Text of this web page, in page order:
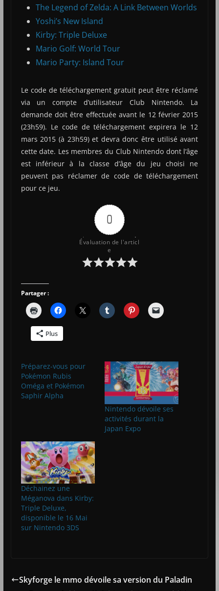
The Legend of Zelda: A Link Between Worlds
Yoshi’s New Island
Kirby: Triple Deluxe
Mario Golf: World Tour
Mario Party: Island Tour
Le code de téléchargement gratuit peut être réclamé
via un compte d’utilisateur Club Nintendo. La
demande doit être effectuée avant le 12 février 2015
(23h59). Le code de téléchargement expirera le 12
mars 2015 (à 23h59) et devra donc être utilisé avant
cette date. Les membres du Club Nintendo dont l’âge
est inférieur à la classe d’âge du jeu choisi ne
peuvent pas réclamer de code de téléchargement
pour ce jeu.
0
Évaluation de l'articl
e
Partager :
Plus
Préparez-vous pour
Pokémon Rubis
Oméga et Pokémon
Saphir Alpha
Nintendo dévoile ses
activités durant la
Japan Expo
Déchainez une
Méganova dans Kirby:
Triple Deluxe,
disponible le 16 Mai
sur Nintendo 3DS
Skyforge le mmo dévoile sa version du Paladin